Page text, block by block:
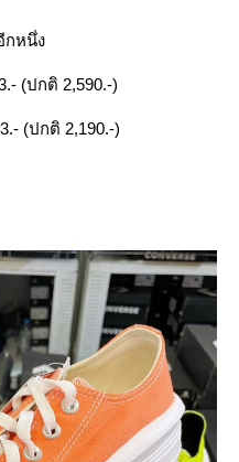
กหนึ่ง
(ปกติ 2,590.-)
(ปกติ 2,190.-)